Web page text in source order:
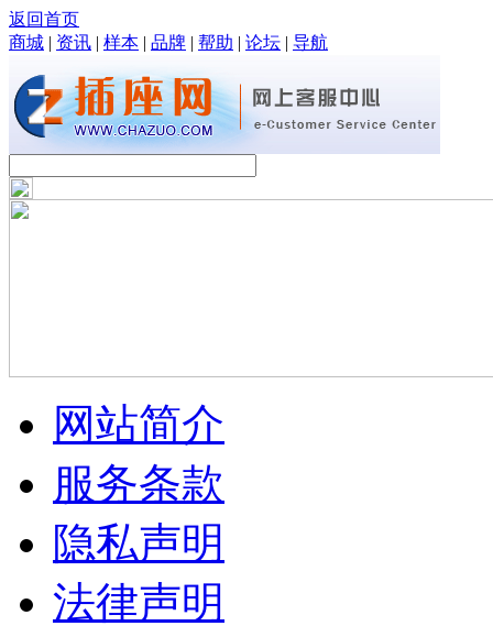
返回首页
商城 | 资讯 | 样本 | 品牌 | 帮助 | 论坛 | 导航
网站简介
服务条款
隐私声明
法律声明